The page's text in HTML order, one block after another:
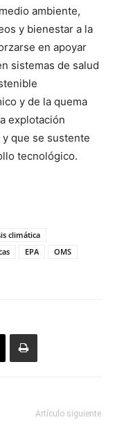
ambiente,
y bienestar a la
en apoyar
sistemas de salud
y de la quema
explotación
que se sustente
tecnológico.
climática
EPA
OMS
Artículo siguiente